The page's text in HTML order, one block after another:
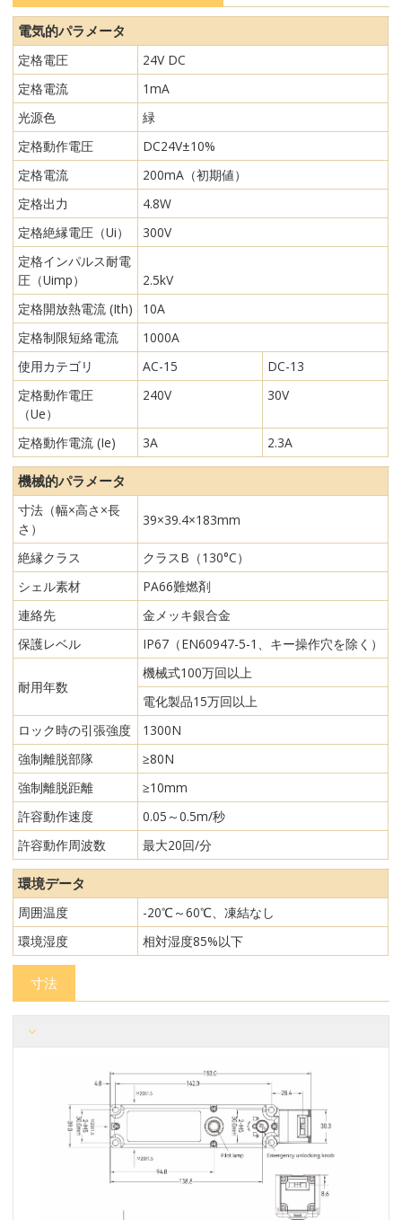
電気的パラメータ
定格電圧
24V DC
定格電流
1mA
光源色
緑
定格動作電圧
DC24V±10%
定格電流
200mA（初期値）
定格出力
4.8W
定格絶縁電圧（Ui）
300V
定格インパルス耐電
圧（Uimp）
2.5kV
定格開放熱電流 (Ith)
10A
定格制限短絡電流
1000A
使用カテゴリ
AC-15
DC-13
定格動作電圧
（Ue）
240V 30V
定格動作電流 (Ie) 3A 2.3A
機械的パラメータ
寸法（幅×高さ×長
さ）
39×39.4×183mm
絶縁クラス
クラスB（130°C）
シェル素材
PA66難燃剤
連絡先
金メッキ銀合金
保護レベル
IP67（EN60947-5-1、キー操作穴を除く）
耐用年数
機械式100万回以上
電化製品15万回以上
ロック時の引張強度
1300N
強制離脱部隊
≥80N
強制離脱距離
≥10mm
許容動作速度
0.05～0.5m/秒
許容動作周波数
最大20回/分
環境データ
周囲温度
-20℃～60℃、凍結なし
環境湿度
相対湿度85%以下
寸法